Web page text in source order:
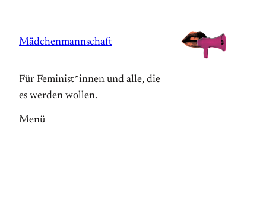
springen
Mädchenmannschaft
Für Feminist*innen und alle, die
es werden wollen.
Menü